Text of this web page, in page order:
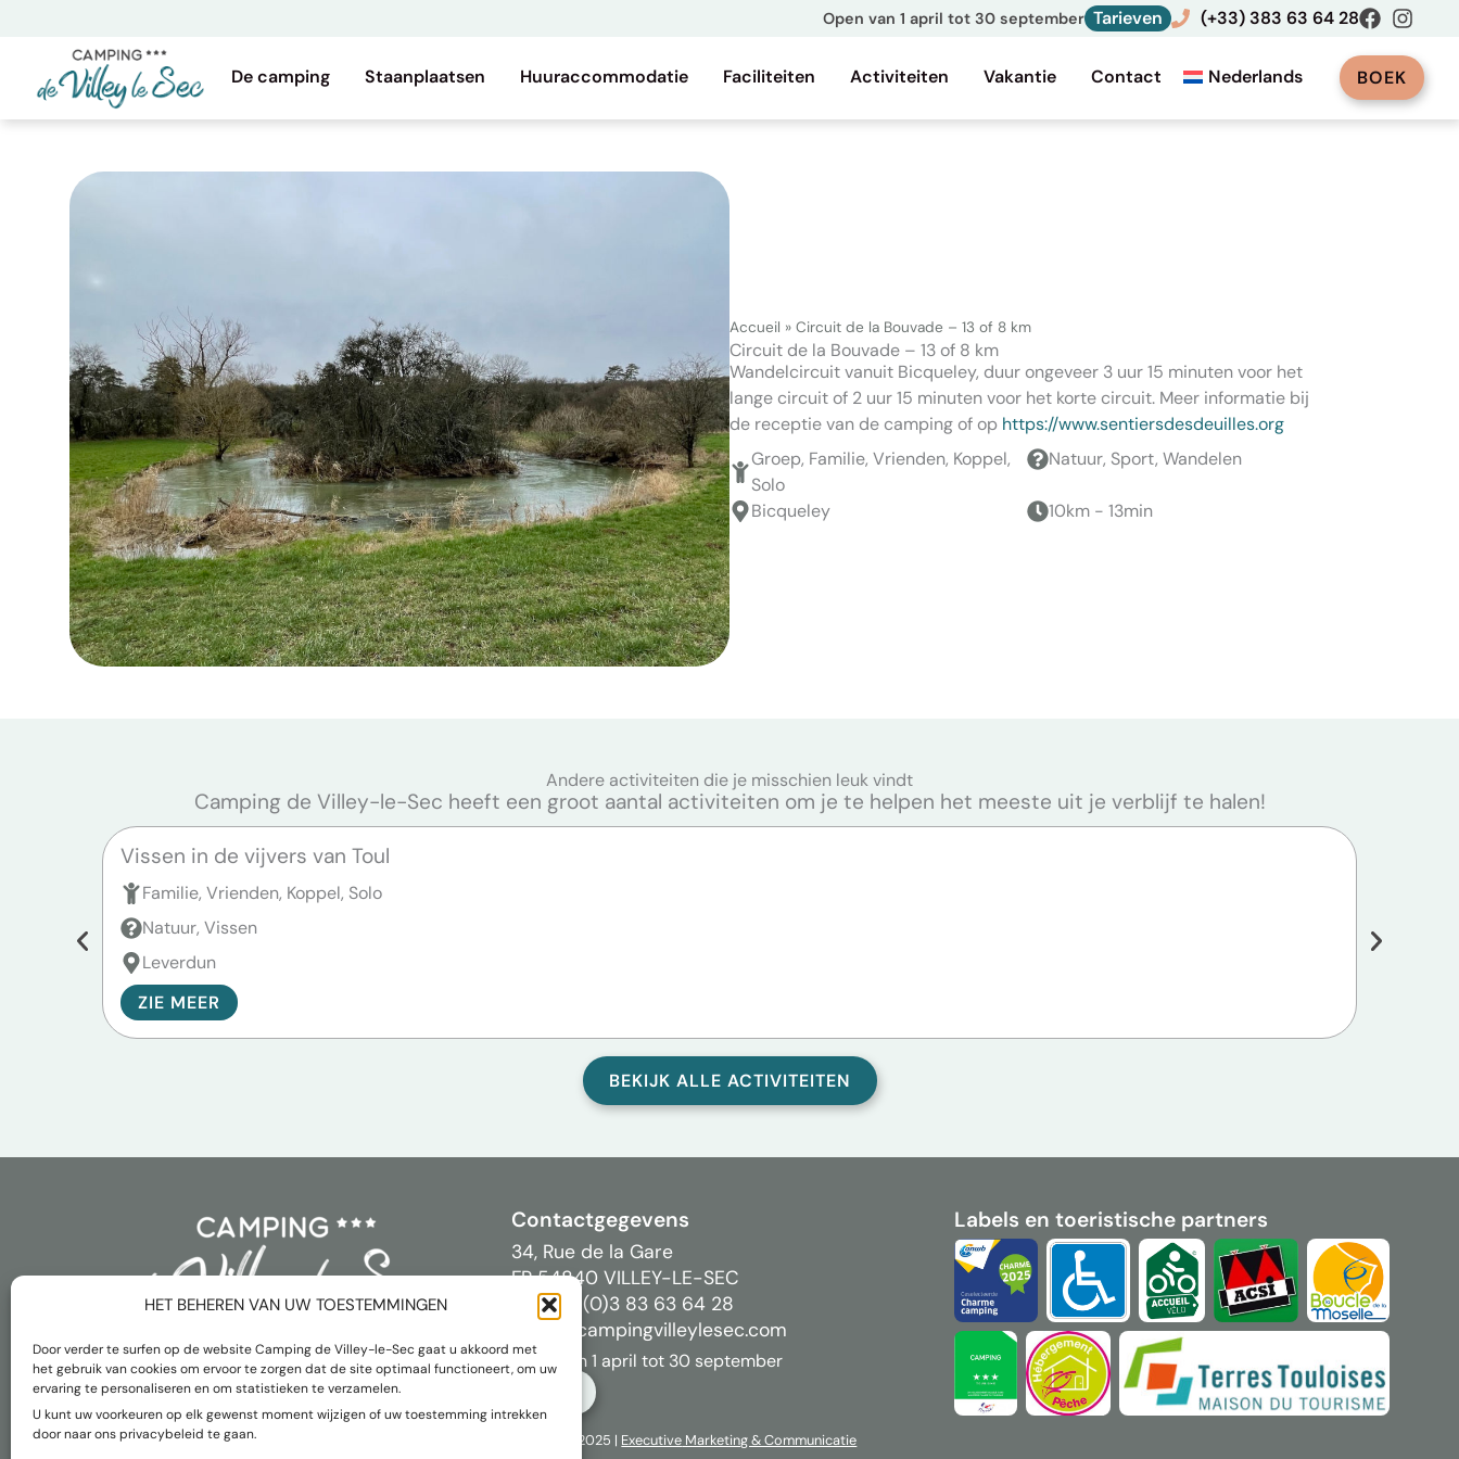
HET BEHEREN VAN UW TOESTEMMINGEN
Door verder te surfen op de website Camping de Villey-le-Sec gaat u akkoord met
het gebruik van cookies om ervoor te zorgen dat de site optimaal functioneert, om uw
ervaring te personaliseren en om statistieken te verzamelen.
U kunt uw voorkeuren op elk gewenst moment wijzigen of uw toestemming intrekken
door naar ons privacybeleid te gaan.
inhoud
Open van 1 april tot 30 september Tarieven (+33) 383 63 64 28
De camping Staanplaatsen Huuraccommodatie Faciliteiten Activiteiten Vakantie Contact Nederlands BOEK
Accueil » Circuit de la Bouvade – 13 of 8 km
Circuit de la Bouvade – 13 of 8 km
Wandelcircuit vanuit Bicqueley, duur ongeveer 3 uur 15 minuten voor het
lange circuit of 2 uur 15 minuten voor het korte circuit. Meer informatie bij
de receptie van de camping of op https://www.sentiersdesdeuilles.org
Groep, Familie, Vrienden, Koppel,
Solo
Natuur, Sport, Wandelen
Bicqueley 10km - 13min
Andere activiteiten die je misschien leuk vindt
Camping de Villey-le-Sec heeft een groot aantal activiteiten om je te helpen het meeste uit je verblijf te halen!
Vissen in de vijvers van Toul
Familie, Vrienden, Koppel, Solo
Natuur, Vissen
Leverdun
ZIE MEER
BEKIJK ALLE ACTIVITEITEN
Français Nederlands
English
Contactgegevens
34, Rue de la Gare
FR 54840 VILLEY-LE-SEC
Tel: +33 (0)3 83 63 64 28
info[@]campingvilleylesec.com
Open van 1 april tot 30 september
Copyright 2025 | Executive Marketing & Communicatie
Labels en toeristische partners